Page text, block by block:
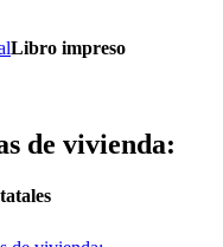
Libro impreso
de vivienda: